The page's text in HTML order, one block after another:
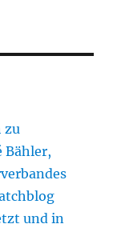
zu
Bähler,
und in